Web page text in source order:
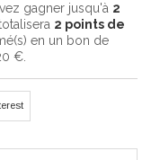
gagner jusqu'à 2
2 points de
en un bon de
€.